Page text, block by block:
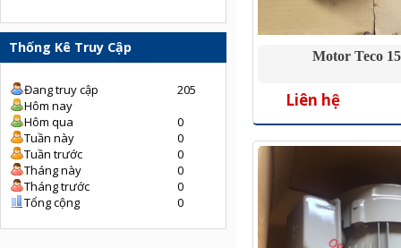
Thống Kê Truy Cập
Đang truy cập
205
Hôm nay
Hôm qua
0
Tuần này
0
Tuần trước
0
Tháng này
0
Tháng trước
0
Tổng cộng
0
Motor Teco
Liên hệ